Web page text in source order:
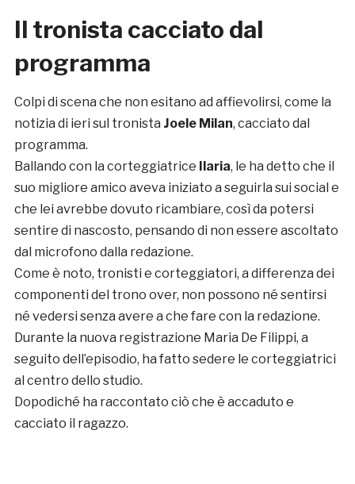
Il tronista cacciato dal
programma
Colpi di scena che non esitano ad affievolirsi, come la
notizia di ieri sul tronista Joele Milan, cacciato dal
programma.
Ballando con la corteggiatrice Ilaria, le ha detto che il
suo migliore amico aveva iniziato a seguirla sui social e
che lei avrebbe dovuto ricambiare, così da potersi
sentire di nascosto, pensando di non essere ascoltato
dal microfono dalla redazione.
Come è noto, tronisti e corteggiatori, a differenza dei
componenti del trono over, non possono né sentirsi
né vedersi senza avere a che fare con la redazione.
Durante la nuova registrazione Maria De Filippi, a
seguito dell’episodio, ha fatto sedere le corteggiatrici
al centro dello studio.
Dopodiché ha raccontato ciò che è accaduto e
cacciato il ragazzo.